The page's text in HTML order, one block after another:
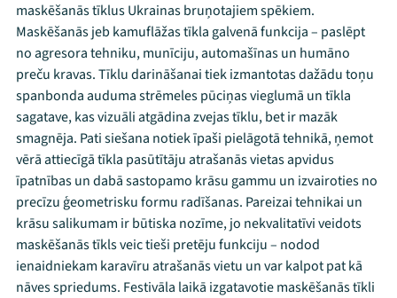
maskēšanās tīklus Ukrainas bruņotajiem spēkiem.
Maskēšanās jeb kamuflāžas tīkla galvenā funkcija – paslēpt
no agresora tehniku, munīciju, automašīnas un humāno
preču kravas. Tīklu darināšanai tiek izmantotas dažādu toņu
spanbonda auduma strēmeles pūciņas vieglumā un tīkla
sagatave, kas vizuāli atgādina zvejas tīklu, bet ir mazāk
smagnēja. Pati siešana notiek īpaši pielāgotā tehnikā, ņemot
vērā attiecīgā tīkla pasūtītāju atrašanās vietas apvidus
īpatnības un dabā sastopamo krāsu gammu un izvairoties no
precīzu ģeometrisku formu radīšanas. Pareizai tehnikai un
krāsu salikumam ir būtiska nozīme, jo nekvalitatīvi veidots
maskēšanās tīkls veic tieši pretēju funkciju – nodod
ienaidniekam karavīru atrašanās vietu un var kalpot pat kā
nāves spriedums. Festivāla laikā izgatavotie maskēšanās tīkli